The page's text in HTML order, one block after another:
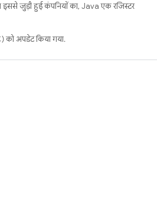
जुड़ी हुई कंपनियों का, Java एक रजिस्टर
अपडेट किया गया.